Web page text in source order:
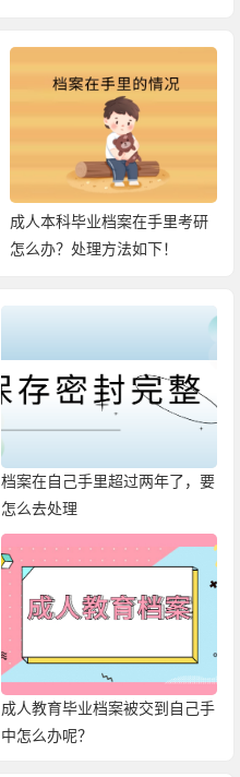
成人本科毕业档案在手里考研
怎么办？处理方法如下！
档案在自己手里超过两年了，要
怎么去处理
成人教育毕业档案被交到自己手
中怎么办呢？